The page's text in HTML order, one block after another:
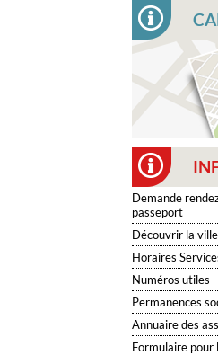
Demande
passeport
Découvrir la
Horaires
Numéros utiles
Permanences
Annuaire des
Formulaire pour